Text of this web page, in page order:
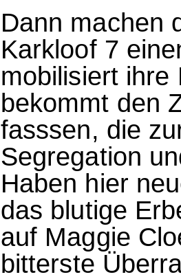
Dann machen
Karkloof 7
mobilisiert ihre
bekommt den
fasssen, die
Segregation
Haben hier
das blutige
auf Maggie
bitterste